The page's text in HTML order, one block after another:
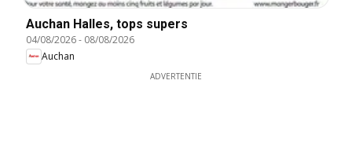
Auchan Halles, tops supers
04/08/2026- 08/08/2026
Auchan
ADVERTENTIE